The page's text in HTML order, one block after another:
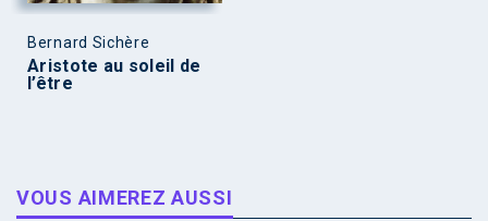
Bernard Sichère
Aristote au soleil de
l’être
VOUS AIMEREZ AUSSI